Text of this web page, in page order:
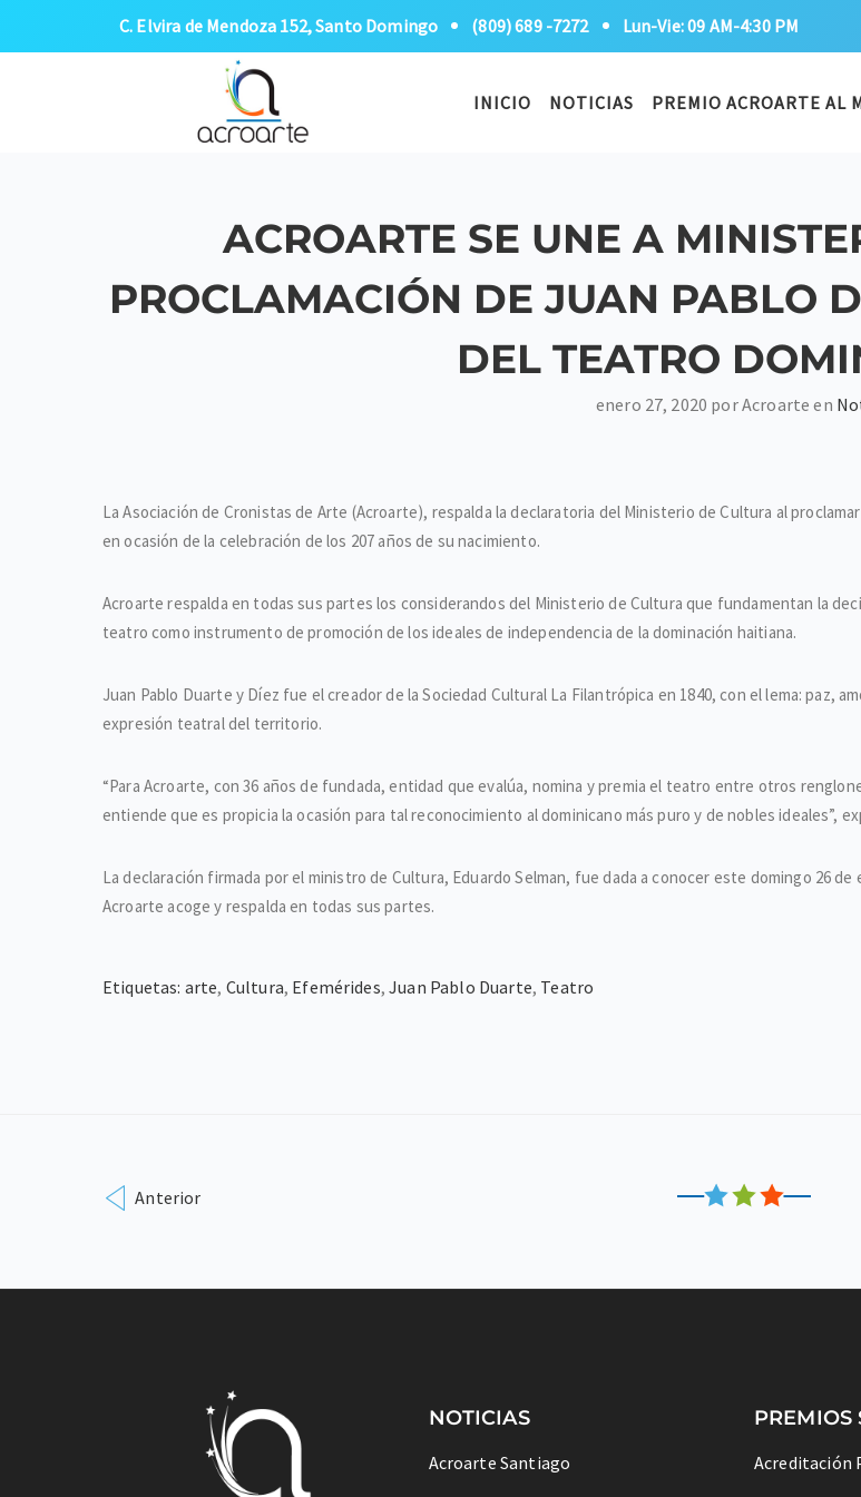
C. Elvira de Mendoza 152, Santo Domingo (809) 689 -7272 Lun-Vie: 09 AM-4:30 PM
INICIO NOTICIAS PREMIO ACROARTE AL
ACROARTE SE UNE A
PROCLAMACIÓN DE JUAN PABLO
DEL TEATRO
enero 27, 2020 por Acroarte en
La Asociación de Cronistas de Arte (Acroarte), respalda la declaratoria del Ministerio de Cultura al
en ocasión de la celebración de los 207 años de su nacimiento.
Acroarte respalda en todas sus partes los considerandos del Ministerio de Cultura que fundamentan la
teatro como instrumento de promoción de los ideales de independencia de la dominación haitiana.
Juan Pablo Duarte y Díez fue el creador de la Sociedad Cultural La Filantrópica en 1840, con el lema: paz,
expresión teatral del territorio.
“Para Acroarte, con 36 años de fundada, entidad que evalúa, nomina y premia el teatro entre otros
entiende que es propicia la ocasión para tal reconocimiento al dominicano más puro y de nobles ideales”,
La declaración firmada por el ministro de Cultura, Eduardo Selman, fue dada a conocer este domingo 26
Acroarte acoge y respalda en todas sus partes.
Etiquetas: arte, Cultura, Efemérides,Juan Pablo Duarte, Teatro
Anterior
NOTICIAS
Acroarte Santiago
PREMIOS
Acreditación